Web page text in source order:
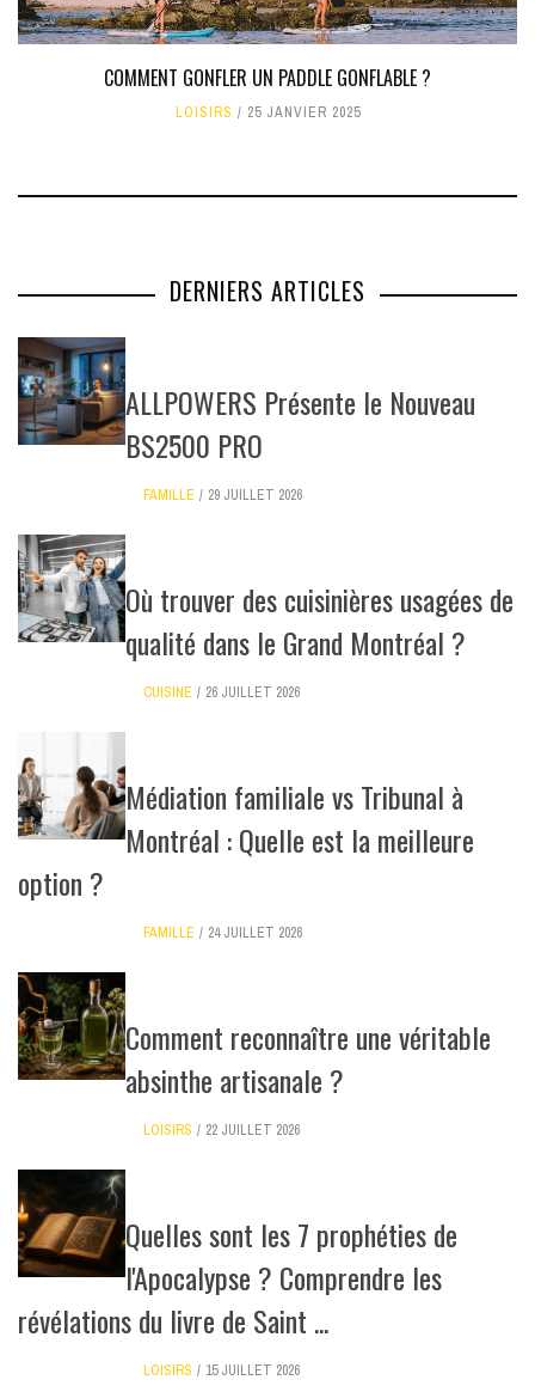
COMMENT GONFLER UN PADDLE GONFLABLE ?
LOISIRS 25 JANVIER 2025
DERNIERS ARTICLES
ALLPOWERS Présente le Nouveau
BS2500 PRO
FAMILLE 29 JUILLET 2026
Où trouver des cuisinières usagées de
qualité dans le Grand Montréal ?
CUISINE 26 JUILLET 2026
Médiation familiale vs Tribunal à
Montréal : Quelle est la meilleure
option ?
FAMILLE 24 JUILLET 2026
Comment reconnaître une véritable
absinthe artisanale ?
LOISIRS 22 JUILLET 2026
Quelles sont les 7 prophéties de
l'Apocalypse ? Comprendre les
révélations du livre de Saint ...
LOISIRS 15 JUILLET 2026